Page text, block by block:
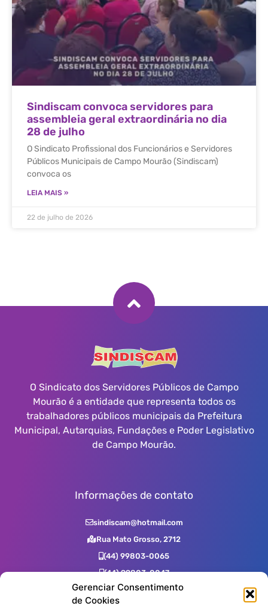
Gerenciar Consentimento
de Cookies
Sindiscam convoca servidores para
assembleia geral extraordinária no dia
28 de julho
O Sindicato Profissional dos Funcionários e Servidores
Públicos Municipais de Campo Mourão (Sindiscam)
convoca os
LEIA MAIS »
22 de julho de 2026
O Sindicato dos Servidores Públicos de Campo
Mourão é a entidade que representa todos os
trabalhadores públicos municipais da Prefeitura
Municipal, Autarquias, Fundações e Poder Legislativo
de Campo Mourão.
Informações de contato
sindiscam@hotmail.com
Rua Mato Grosso, 2712
(44) 99803-0065
(44) 99803-0047
(44) 99731-0400